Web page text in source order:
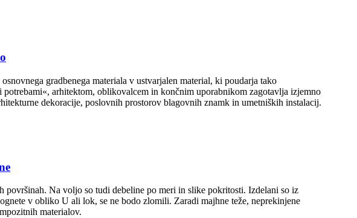
gradbenega materiala v ustvarjalen material, ki poudarja tako
arhitektom, oblikovalcem in končnim uporabnikom zagotavlja izjemno
dekoracije, poslovnih prostorov blagovnih znamk in umetniških instalacij.
Na voljo so tudi debeline po meri in slike pokritosti. Izdelani so iz
v obliko U ali lok, se ne bodo zlomili. Zaradi majhne teže, neprekinjene
materialov.